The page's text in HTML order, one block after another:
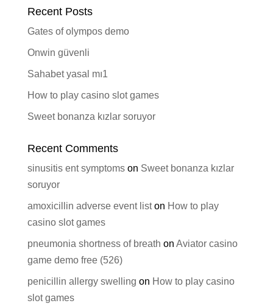
Recent Posts
Gates of olympos demo
Onwin güvenli
Sahabet yasal mı1
How to play casino slot games
Sweet bonanza kızlar soruyor
Recent Comments
sinusitis ent symptomson Sweet bonanza kızlar
soruyor
amoxicillin adverse event liston How to play
casino slot games
pneumonia shortness of breath on Aviator casino
game demo free (526)
penicillin allergy swelling on How to play casino
slot games